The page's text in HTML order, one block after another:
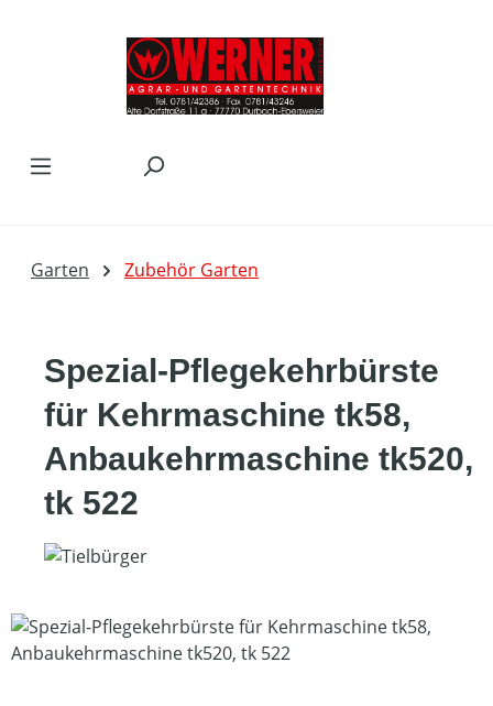
Garten Zubehör Garten
Spezial-Pflegekehrbürste
für Kehrmaschine tk58,
Anbaukehrmaschine tk520,
tk 522
Bildergalerie überspringen